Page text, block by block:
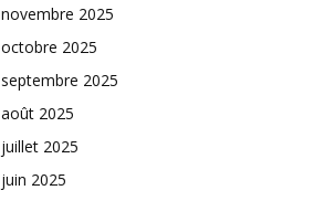
novembre 2025
octobre 2025
septembre 2025
août 2025
juillet 2025
juin 2025